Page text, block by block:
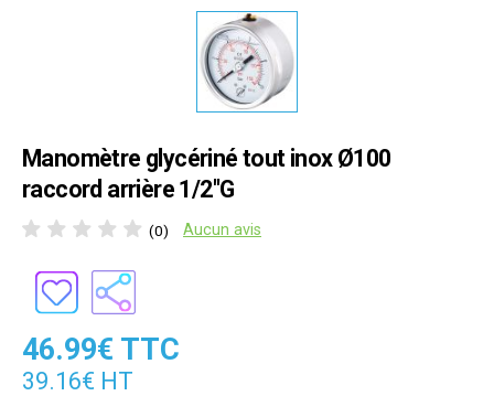
Manomètre glycériné tout inox Ø100
raccord arrière 1/2"G
(0) Aucun avis
46.99€ TTC
39.16€ HT